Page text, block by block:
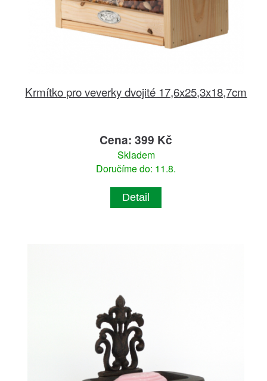
Krmítko pro veverky dvojité 17,6x25,3x18,7cm
Cena: 399 Kč
Skladem
Doručíme do: 11.8.
Detail